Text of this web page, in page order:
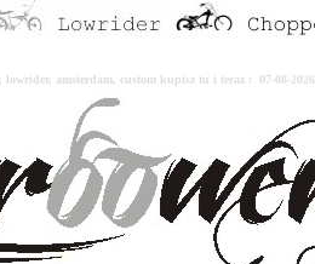
lowrider, amsterdam, custom kupisz tu i teraz : 07-08-